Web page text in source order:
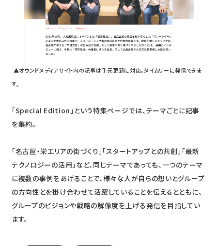
▲オウンドメディアサイト内の記事は手元更新に対応。タイムリーに発信できま
す。
「Special Edition」という特集ページでは、テーマごとに記事
を集約。
「名古屋・栄エリアの街づくり」「スタートアップとの共創」「最新
テクノロジーの活用」など、同じテーマであっても、一つのテーマ
に複数の事例をあげることで、様々な人が自らの想いとグループ
の方向性とを掛け合わせて活躍していることを伝えるとともに、
グループのビジョンや戦略の解像度を上げる発信を目指してい
ます。